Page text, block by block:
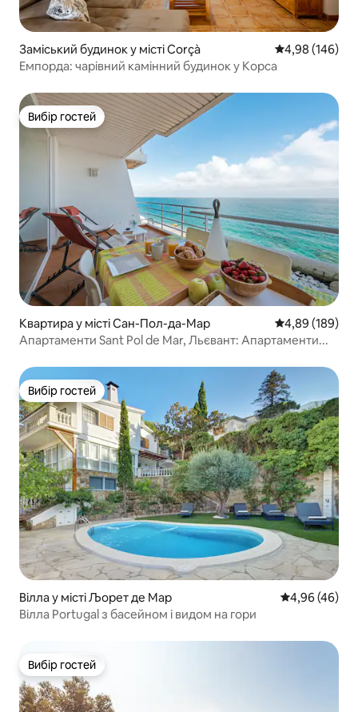
Заміський будинок у місті Corçà Середня
4,98 (146)
Емпорда: чарівний камінний будинок у Корса
Вибір гостей
Вибір гостей
Квартира у місті Сан-Пол-да-Мар Середня
4,89 (189)
Апартаменти Sant Pol de Mar, Льєвант: Апартаменти...
Вибір гостей
Вибір гостей
Вілла у місті Љорет де Мар Середня
4,96 (46)
Вілла Portugal з басейном і видом на гори
Вибір гостей
Вибір гостей